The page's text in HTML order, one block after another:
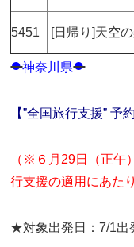
5451 [日帰り]天空
●神奈川県●
【”全国旅行支援”
（※６月29日（正午
行支援の適用にあた
★対象出発日：7/1出